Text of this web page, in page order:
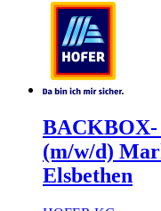
BACKBOX-
(m/w/d)
Elsbethen